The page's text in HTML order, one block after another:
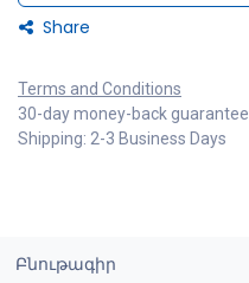
Share
Terms and Conditions
30-day money-back guarantee
Shipping: 2-3 Business Days
Բնութագիր